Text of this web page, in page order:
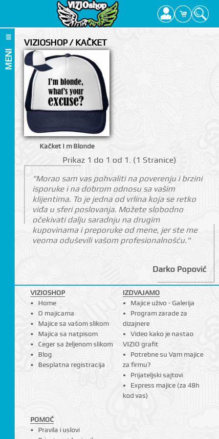
MENI
VIZIOSHOP / KAČKET
Kačket I m Blonde
Prikаz 1 do 1 оd 1. (1 Strаnicе)
"Morao sam vas pohvaliti na poverenju i brzini
isporuke i na dobrom odnosu sa vašim
klijentima. To je jedna od vrlina koja se retko
viđa u sferi poslovanja. Možete slobodno
očekivati dalju saradnju na drugim
kupovinama i preporuke od mene, jer ste me
veoma oduševili vašom profesionalnošću."
Darko Popović
VIZIOSHOP
Home
O majicama
Majice sa vašom slikom
Majica sa natpisom
Ceger sa željenom slikom
Blog
Besplatna registracija
IZDVAJAMO
Majice uživo - Galerija
Program zarade za
dizajnere
Video kako je nastao
VIZIO grafit
Potrebne su Vam majice
za firmu?
Prijateljski sajtovi
Express majice (za 48h
kod vas)
POMOĆ
Pravila i uslovi